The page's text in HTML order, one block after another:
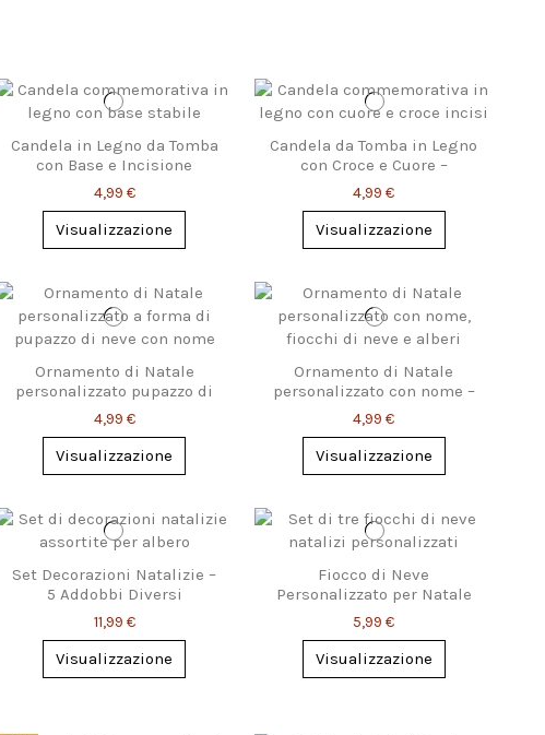
Candela in Legno da Tomba
con Base e Incisione
Personalizzata
4,99 €
Visualizzazione
Candela da Tomba in Legno
con Croce e Cuore –
Personalizzabile
4,99 €
Visualizzazione
Ornamento di Natale
personalizzato pupazzo di
neve
4,99 €
Visualizzazione
Ornamento di Natale
personalizzato con nome –
fiocchi di neve
4,99 €
Visualizzazione
Set Decorazioni Natalizie –
5 Addobbi Diversi
11,99 €
Visualizzazione
Fiocco di Neve
Personalizzato per Natale
con Nome – 3 Modelli
5,99 €
Visualizzazione